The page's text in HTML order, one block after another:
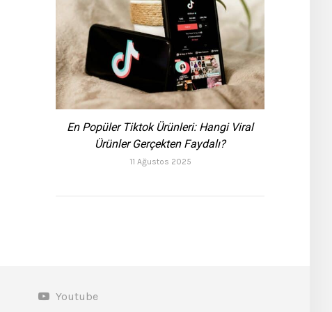
En Popüler Tiktok Ürünleri: Hangi Viral
Ürünler Gerçekten Faydalı?
11 Ağustos 2025
Youtube